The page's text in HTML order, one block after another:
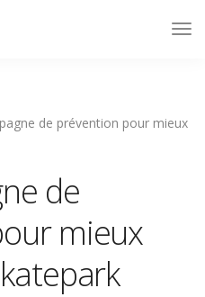
de prévention pour mieux
de
mieux